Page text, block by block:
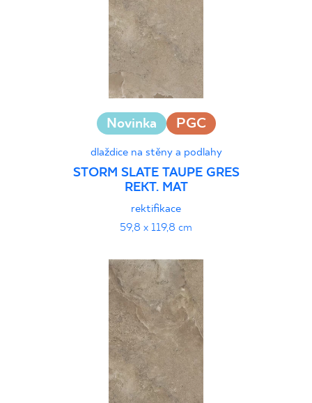
120 x 120 cm
10 x 60 cm
30 x 33 cm
31 x 31 cm
33 x 33 cm
Novinka PGC
dlaždice na stěny a podlahy
STORM SLATE TAUPE GRES
REKT. MAT
rektifikace
59,8 x 119,8 cm